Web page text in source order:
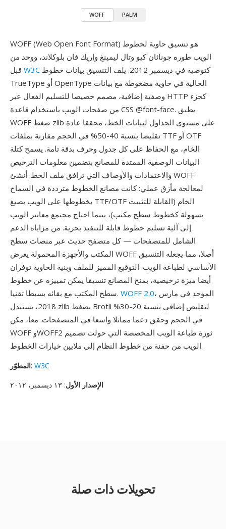
WOFF PALM
WOFF (Web Open Font Format) هو تنسيق حاوية لخطوط
الويب طوره جوناثان كيو وتال ليمينغ وإريك فان بلوكلاند، ووحد من
W3C
TrueType أو OpenType الحالية في حاوية مضغوطة مع بيانات
وصفية إضافية، مصمم خصيصا للتسليم الفعال عبر HTTP كجزء
من صفحات الويب باستخدام قاعدة CSS @font-face. يطبق
WOFF ضغط zlib على مستوى الجداول لبيانات الخط، محققا عادة
تقليصا بنسبة 40-50% في الحجم مقارنة بملفات TTF أو OTF
الخام، مع الحفاظ على كل جدول وحرف بدقة تامة. يسمح كتلة
البيانات الوصفية الممتدة للمصانع بتضمين معلومات الترخيص
والاعتمادات والأوصاف التي ترافق ملف الخط. أنشئ WOFF
لمعالجة مأزق عملي: كانت مصانع الخطوط مترددة في السماح
بخطوطها على الويب بصيغ TTF/OTF الخام (القابلة للتثبيت
بسهولة كخطوط سطح مكتب)، بينما احتاج مجتمع معايير الويب
إلى آلية تسليم خطوط قابلة للتنفيذ بحرية. من مزاياه الدعم
الشامل للمتصفحات — كل متصفح حديث عبر منصات سطح
المكتب والأجهزة المحمولة يعرض WOFF أصلا، مما يجعله التنسيق
الأساسي لطباعة الويب. التوقيع المميز للملف وبنية الحاوية توفران
أيضا ميزة ترخيصية، بمنح المصانع تنسيقا يمكن تمييزه عن خطوط
سطح المكتب مع بقائه بسيطا تقنيا. WOFF 2.0، الموحد في مارس
2018، يستبدل zlib بضغط Brotli لتقليص إضافي بنسبة 20-30%
في الحجم وحقق دعما مماثلا واسعا في المتصفحات. معا، مكن
WOFF وWOFF2 ثورة طباعة الويب المخصصة التي حولت تصميم
الويب من حفنة من خطوط النظام إلى ملايين خيارات الخطوط.
المطوّر: W3C
الإصدار الأول: ١٣ ديسمبر، ٢٠١٢
تحويلات ذات صلة